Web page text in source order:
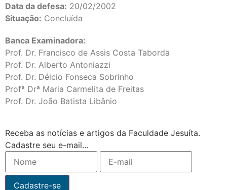
Data da defesa: 20/02/2002
Situação: Concluída
Banca Examinadora:
Prof. Dr. Francisco de Assis Costa Taborda
Prof. Dr. Alberto Antoniazzi
Prof. Dr. Délcio Fonseca Sobrinho
Profª Drª Maria Carmelita de Freitas
Prof. Dr. João Batista Libânio
Receba as notícias e artigos da Faculdade Jesuíta.
Cadastre seu e-mail...